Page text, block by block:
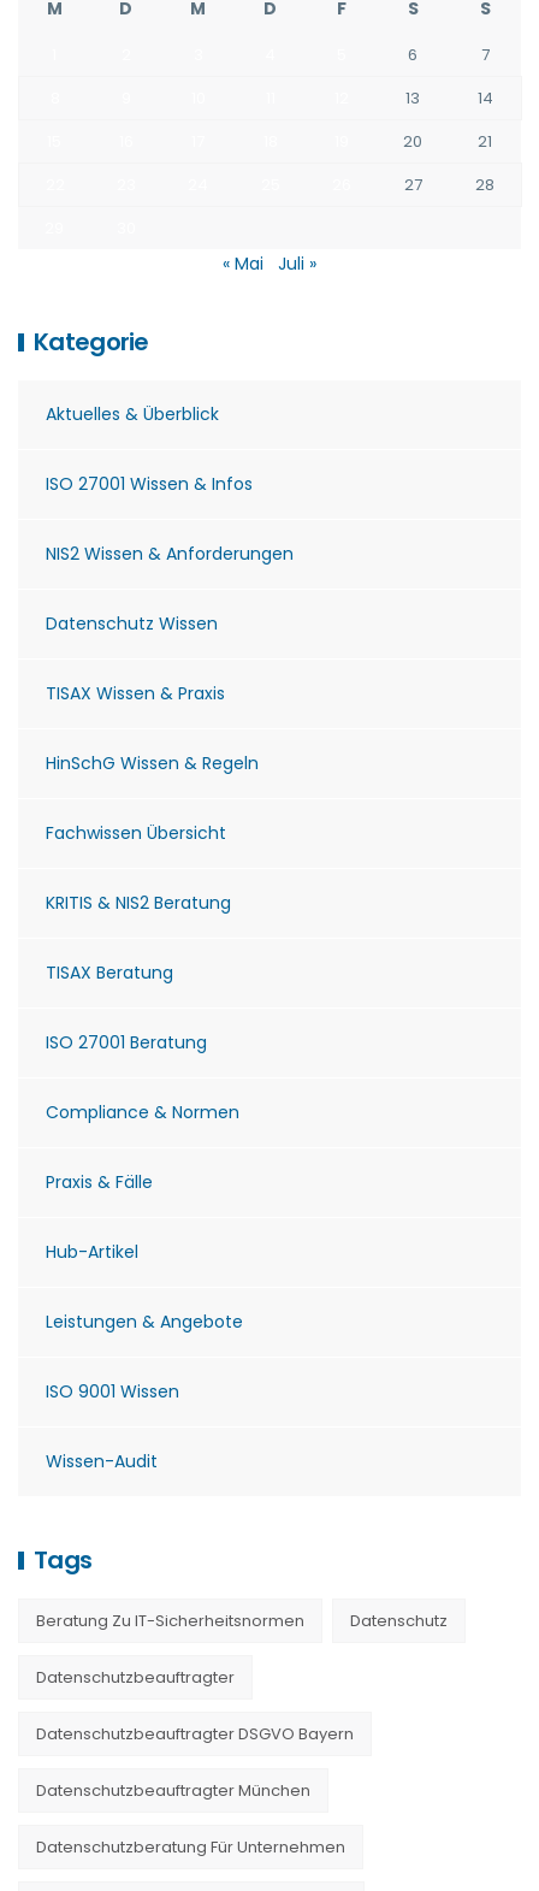
M D M D F S S
6
7
13
14
20
21
27
28
« Mai Juli »
Kategorie
Aktuelles & Überblick
ISO 27001 Wissen & Infos
NIS2 Wissen & Anforderungen
Datenschutz Wissen
TISAX Wissen & Praxis
HinSchG Wissen & Regeln
Fachwissen Übersicht
KRITIS & NIS2 Beratung
TISAX Beratung
ISO 27001 Beratung
Compliance & Normen
Praxis & Fälle
Hub-Artikel
Leistungen & Angebote
ISO 9001 Wissen
Wissen-Audit
Tags
Beratung Zu IT-Sicherheitsnormen Datenschutz
Datenschutzbeauftragter
Datenschutzbeauftragter DSGVO Bayern
Datenschutzbeauftragter München
Datenschutzberatung Für Unternehmen